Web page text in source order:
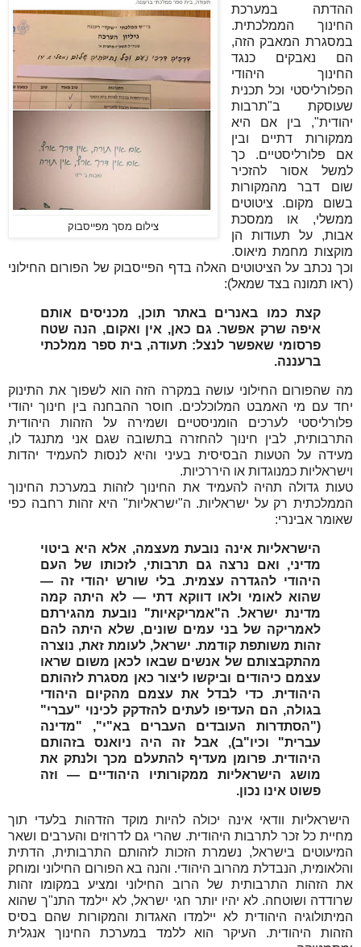
צילום מסך מפייסבוק
ההדתה במערכת
החינוך הממלכתית.
במסגרת המאבק הזה,
הם נאבקים כנגד
החינוך היהודי
הפלורליסטי וכל תכנית
שעוסקת ב"תרבות
יהודית", בין אם היא
ממקורות דתיים ובין
אם פלורליסטיים. כך
למשל אסור להזכיר
שום דבר מהמקורות
בשום מקום. ציטוטים
ממשלי, או ממסכת
אבות, על תעודות הן
מוקצות מחמת מיאוס.
וכך נכתב על הציטוטים האלה בדף הפייסבוק של הפורום החילוני
(ראו תמונה בצד שמאל):
קצת כמו באנרים באתר תוכן, מכניסים אותם
איפה שרק אפשר. גם כאן, אין ואקום, הנה שטח
פרסומי שאפשר לנצל: תעודה, בית ספר ממלכתי
ברעננה.
מה שהפורום החילוני עושה במקרה הזה הוא לשפוך את התינוק
יחד עם מי האמבט המלוכלכים. חוסר ההבחנה בין חינוך יהודי
פלורליסטי לערכים הומניסטיים ושמירה על הזהות היהודית
התרבותית, לבין חינוך להחזרה בתשובה שגם אני מתנגד לו,
מעידה על הטעות הבסיסית בעיני והיא לנסות להעמיד יהדות
וישראליות כמנוגדות או היררכיות.
טעות גדולה תהיה להעמיד את החינוך לזהות במערכת החינוך
הממלכתית רק על ישראליות. ה"ישראליות" היא זהות רחבה כפי
שאומר אבינרי:
הישראליות אינה נובעת מעצמה, אלא היא ביטוי
מדיני, ואם נרצה גם תרבותי, לזכותו של העם
היהודי להגדרה עצמית. בלי שורש יהודי זה —
שהוא לאומי ולאו דווקא דתי — לא היתה קמה
מדינת ישראל. ה"אמריקאיות" נובעת מהגירתם
לאמריקה של בני עמים שונים, שלא היתה להם
זהות משותפת קודמת. ישראל, לעומת זאת, נוצרה
מהתקבצותם של אנשים שבאו לכאן משום שראו
עצמם כיהודים וביקשו ליצור כאן מסגרת לזהותם
היהודית. כדי לבדל את עצמם מהקיום היהודי
בגולה, הם העדיפו לעתים להזדקק לכינוי "עברי"
("הסתדרות העובדים העברים בא"י", "מדינה
עברית" וכיו"ב), אבל זה היה ניואנס בזהותם
היהודית. פרומן מעדיף להתעלם מכך ולנתק את
מושג הישראליות ממקורותיו היהודיים — וזה
פשוט אינו נכון.
הישראליות וודאי אינה יכולה להיות מוקד הזדהות בלעדי תוך
מחיית כל זכר לתרבות היהודית. שהרי גם לדרוזים והערבים ושאר
המיעוטים בישראל, נשמרת הזכות לזהותם התרבותית, הדתית
והלאומית, הנבדלת מהרוב היהודי. והנה בא הפורום החילוני ומוחק
את הזהות התרבותית של הרוב החילוני ומציע במקומו זהות
שרודדה ושוטחה. לא יהיו יותר חגי ישראל, לא יילמד התנ"ך שהוא
המיתולוגיה היהודית לא יילמדו האגדות והמקורות שהם בסיס
הזהות היהודית. העיקר הוא ללמד במערכת החינוך אנגלית